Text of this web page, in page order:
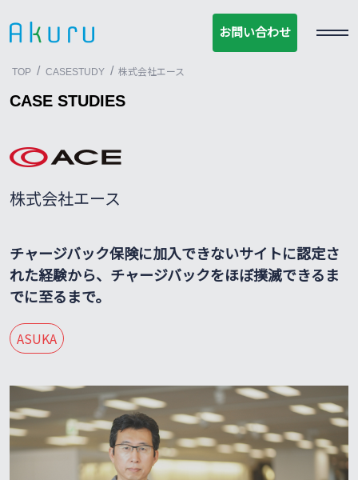
お問い合わせ
お問い合わせ
TOP / CASESTUDY / 株式会社エース
CASE STUDIES
株式会社エース
チャージバック保険に加入できないサイトに認定さ
れた経験から、チャージバックをほぼ撲滅できるま
でに至るまで。
ASUKA